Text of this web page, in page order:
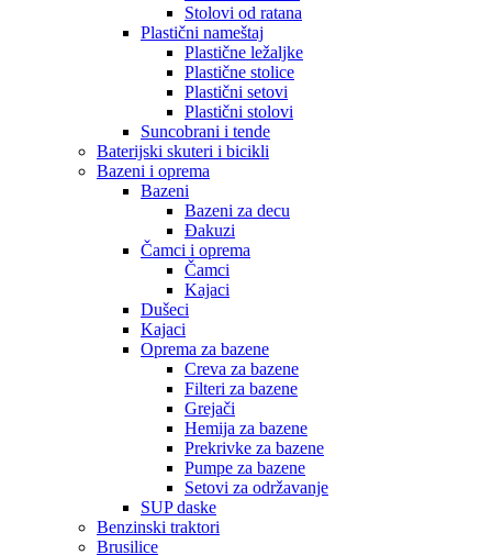
Stolovi od ratana
Plastični nameštaj
Plastične ležaljke
Plastične stolice
Plastični setovi
Plastični stolovi
Suncobrani i tende
Baterijski skuteri i bicikli
Bazeni i oprema
Bazeni
Bazeni za decu
Đakuzi
Čamci i oprema
Čamci
Kajaci
Dušeci
Kajaci
Oprema za bazene
Creva za bazene
Filteri za bazene
Grejači
Hemija za bazene
Prekrivke za bazene
Pumpe za bazene
Setovi za održavanje
SUP daske
Benzinski traktori
Brusilice